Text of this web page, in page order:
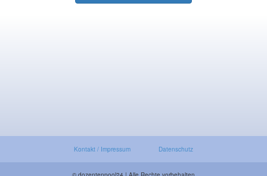
Kontakt / Impressum Datenschutz